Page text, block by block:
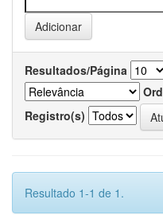
Resultados/Página
Registro(s)
Resultado 1-1 de 1.